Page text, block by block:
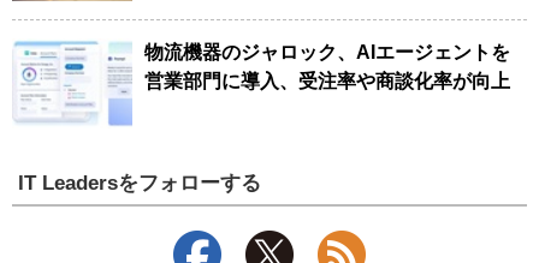
物流機器のジャロック、AIエージェントを
営業部門に導入、受注率や商談化率が向上
IT Leadersをフォローする